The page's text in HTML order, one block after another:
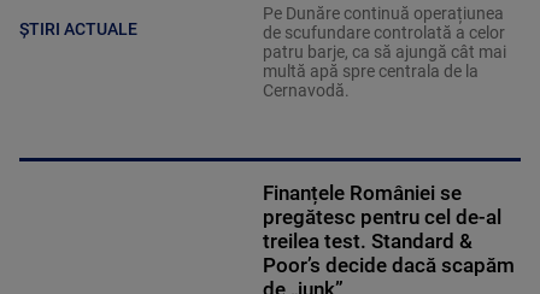
ȘTIRI ACTUALE
Pe Dunăre continuă operațiunea
de scufundare controlată a celor
patru barje, ca să ajungă cât mai
multă apă spre centrala de la
Cernavodă.
Finanțele României se
pregătesc pentru cel de-al
treilea test. Standard &
Poor’s decide dacă scapăm
de „junk”